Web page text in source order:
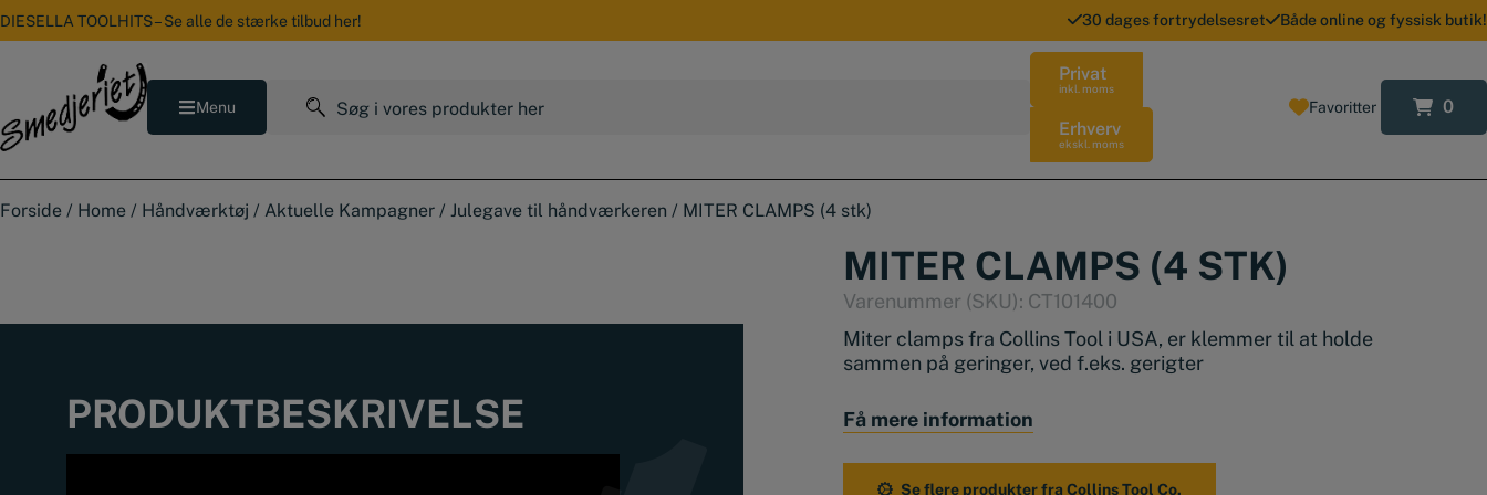
Hop
DIESELLA TOOLHITS – Se alle de stærke tilbud her! 30 dages fortrydelsesret Både online og fyssisk butik!
Menu
Søg
efter:
Privat
inkl. moms
Erhverv
ekskl. moms
Favoritter 0
0
Forside / Home / Håndværktøj / Aktuelle Kampagner / Julegave til håndværkeren / MITER CLAMPS (4 stk)
PRODUKTBESKRIVELSE
MITER CLAMPS (4 STK)
Varenummer (SKU): CT101400
Miter clamps fra Collins Tool i USA, er klemmer til at holde
sammen på geringer, ved f.eks. gerigter
Denne pakke er med 4 stk løse Miter clamps. (der medfølger
ikke nogen tang –kan købes her
Få mere information
Se flere produkter fra Collins Tool Co.